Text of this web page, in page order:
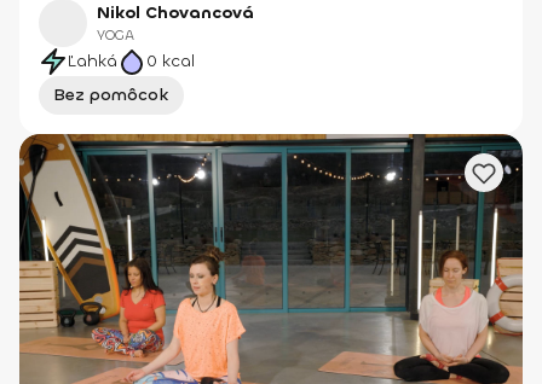
Nikol Chovancová
YOGA
Ľahká 0 kcal
Bez pomôcok